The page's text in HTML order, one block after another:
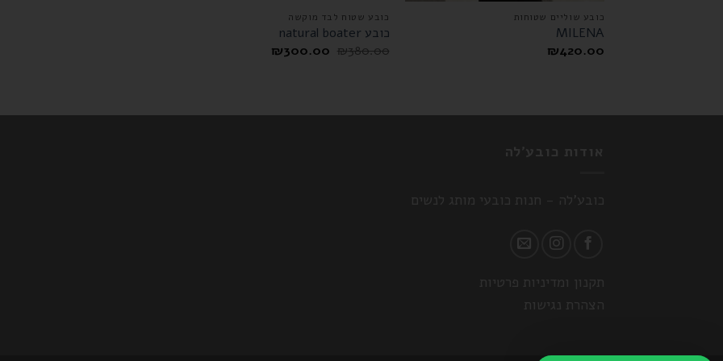
כובע שוליים שטוחות
MILENA
₪420.00
כובע שטוח לבד מוקשה
כובע natural boater
₪380.00
₪300.00
אודות כובע'לה
כובע'לה - חנות כובעי מותג לנשים
תקנון ומדיניות פרטיות
הצהרת נגישות